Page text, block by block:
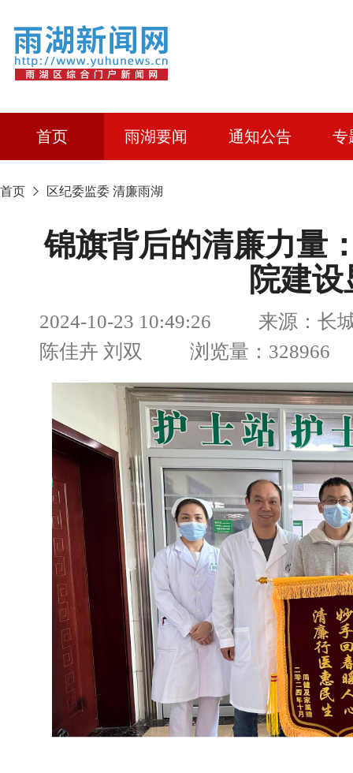
首页 雨湖要闻 通知公告 专
首页 区纪委监委 清廉雨湖
锦旗背后的清廉力量
院建
2024-10-23 10:49:26 来源：长城
陈佳卉 刘双 浏览量：328966